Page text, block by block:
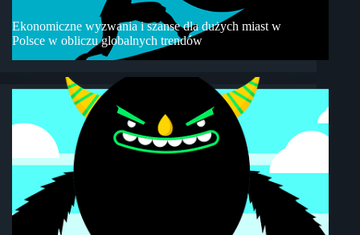
Ekonomiczne wyzwania i szanse dla dużych miast w
Polsce w obliczu globalnych trendów